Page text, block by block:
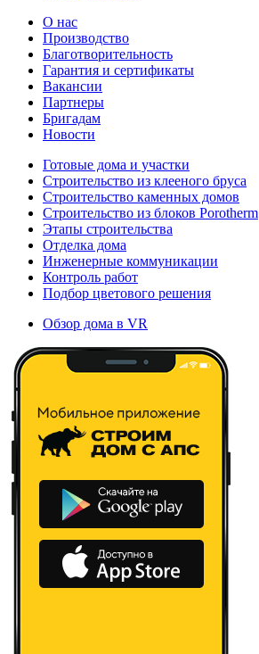
О нас
Производство
Благотворительность
Гарантия и сертификаты
Вакансии
Партнеры
Бригадам
Новости
Готовые дома и участки
Строительство из клееного бруса
Строительство каменных домов
Строительство из блоков Porotherm
Этапы строительства
Отделка дома
Инженерные коммуникации
Контроль работ
Подбор цветового решения
Обзор дома в VR